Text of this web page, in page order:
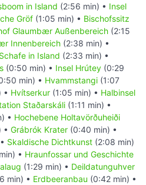
in Island (2:56 min) • Insel
Gröf (1:05 min) • Bischofssitz
Glaumbær Außenbereich (2:15
Innenbereich (2:38 min) •
Schafe in Island (2:33 min) •
(0:50 min) • Insel Hrútey (0:29
min) • Hvammstangi (1:07
• Hvítserkur (1:05 min) • Halbinsel
Staðarskáli (1:11 min) •
• Hochebene Holtavörðuheiði
• Grábrók Krater (0:40 min) •
Skaldische Dichtkunst (2:08 min)
• Hraunfossar und Geschichte
(1:29 min) • Deildatunguhver
min) • Erdbeeranbau (0:42 min) •